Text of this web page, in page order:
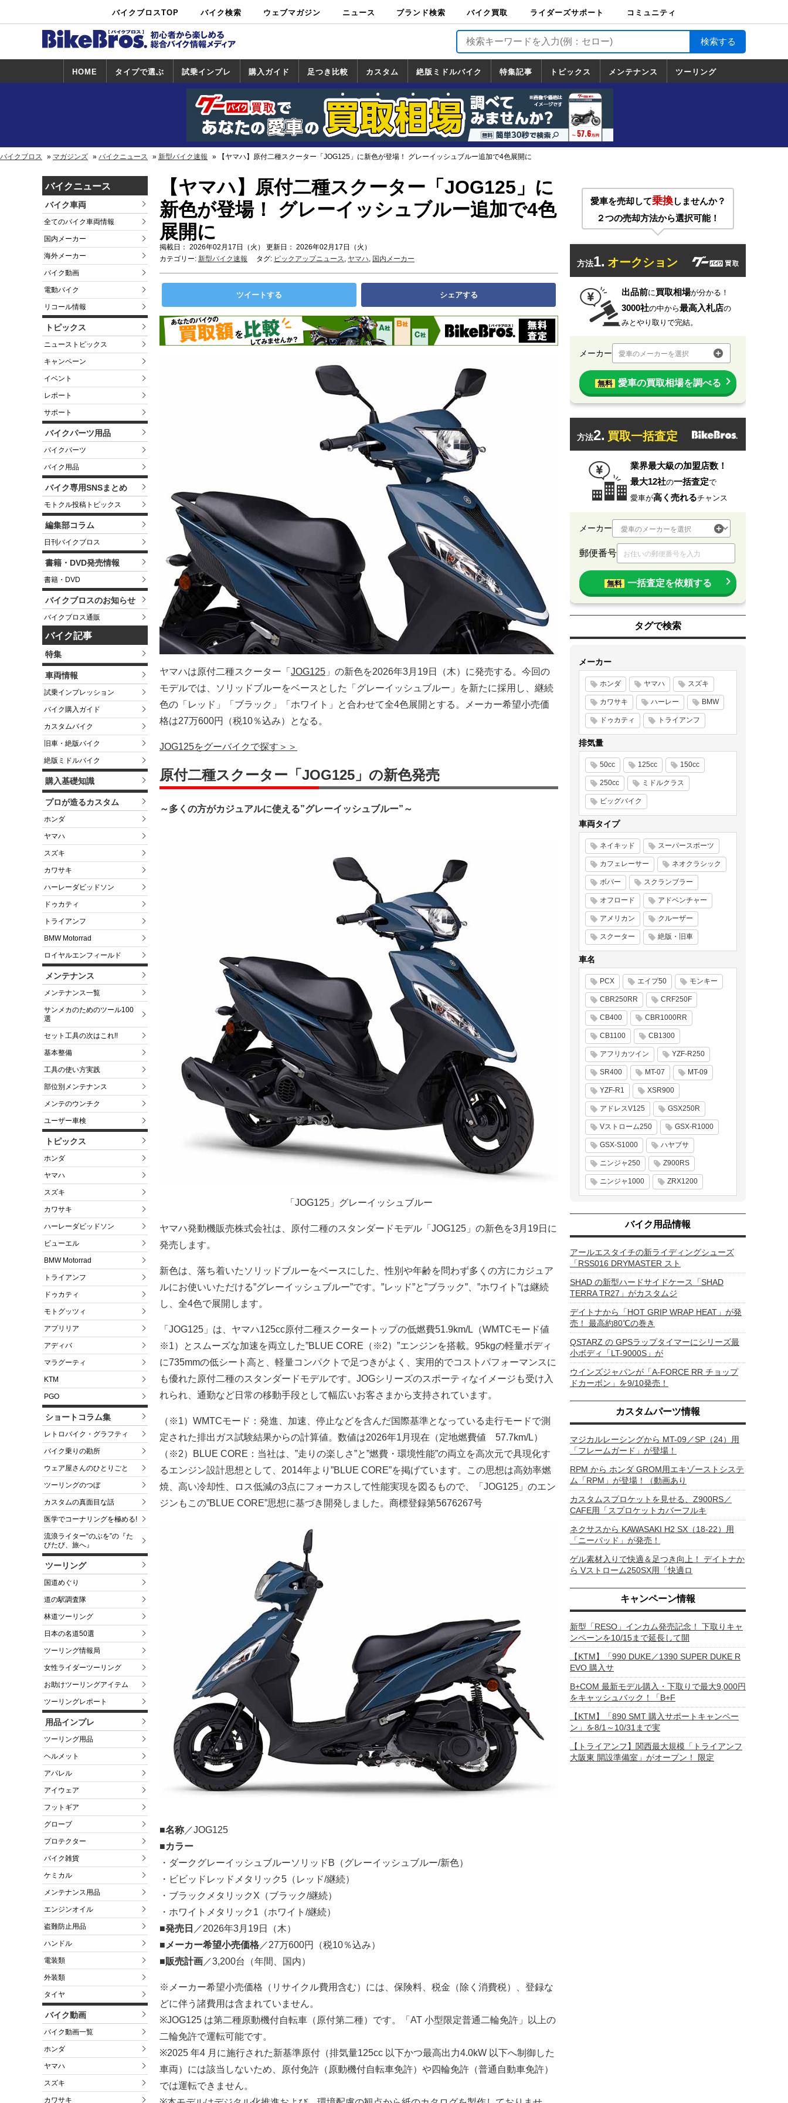
バイクブロスTOP バイク検索
中古バイ
ク・新車検
カタログ検
索
ショップ検
索
ウェブマガジン ニュース ブランド検索 バイク買取
バイク買取
ライダーズサポート
ライダーズサポート
TOP
バイク輸送
バイクガレージライ
フ
バイク車両保険
ロードサービス
バイク試乗
コミュニティ
HOME タイプで選ぶ 試乗インプレ
試乗インプレ
一覧
ホンダ
ヤマハ
スズキ
カワサキ
ハーレー
BMW
トライアンフ
ドゥカティ
購入ガイド
一覧
足つき比較 カスタム
カスタム
一覧
ホンダ
ヤマハ
スズキ
カワサキ
絶版ミドルバイク
絶版ミドルバイク
一覧
ホンダ
ヤマハ
スズキ
カワサキ
特集記事 トピックス
トピックス
一覧
ホンダ
ヤマハ
スズキ
カワサキ
ハーレーダ
ビッドソン
BMW
ドゥカティ
トライアン
フ
メンテナンス ツーリング
道の駅調査隊
ツーリング情報局
日本の道50選
国道めぐり
林道ツーリング
バイクブロス マガジンズ バイクニュース 新型バイク速報 【ヤマハ】原付二種スクーター「JOG125」に新色が登場！ グレーイッシュブルー追加で4色展開に
バイクニュース
バイク車両
全てのバイク車両情報
国内メーカー
海外メーカー
バイク動画
電動バイク
リコール情報
トピックス
ニューストピックス
キャンペーン
イベント
レポート
サポート
バイクパーツ用品
バイクパーツ
バイク用品
バイク専用SNSまとめ
モトクル投稿トピックス
編集部コラム
日刊バイクブロス
書籍・DVD発売情報
書籍・DVD
バイクブロスのお知らせ
バイクブロス通販
バイク記事
特集
車両情報
試乗インプレッション
バイク購入ガイド
カスタムバイク
旧車・絶版バイク
絶版ミドルバイク
購入基礎知識
プロが造るカスタム
ホンダ
ヤマハ
スズキ
カワサキ
ハーレーダビッドソン
ドゥカティ
トライアンフ
BMW Motorrad
ロイヤルエンフィールド
メンテナンス
メンテナンス一覧
サンメカのためのツール100
選
セット工具の次はこれ!!
基本整備
工具の使い方実践
部位別メンテナンス
メンテのウンチク
ユーザー車検
トピックス
ホンダ
ヤマハ
スズキ
カワサキ
ハーレーダビッドソン
ビューエル
BMW Motorrad
トライアンフ
ドゥカティ
モトグッツィ
アプリリア
アディバ
マラグーティ
KTM
PGO
ショートコラム集
レトロバイク・グラフティ
バイク乗りの勘所
ウェア屋さんのひとりごと
ツーリングのつぼ
カスタムの真面目な話
医学でコーナリングを極める!
流浪ライター“のぶを”の『た
びたび、旅へ』
ツーリング
国道めぐり
道の駅調査隊
林道ツーリング
日本の名道50選
ツーリング情報局
女性ライダーツーリング
お助けツーリングアイテム
ツーリングレポート
用品インプレ
ツーリング用品
ヘルメット
アパレル
アイウェア
フットギア
グローブ
プロテクター
バイク雑貨
ケミカル
メンテナンス用品
エンジンオイル
盗難防止用品
ハンドル
電装類
外装類
タイヤ
バイク動画
バイク動画一覧
ホンダ
ヤマハ
スズキ
カワサキ
【ヤマハ】原付二種スクーター「JOG125」に
新色が登場！ グレーイッシュブルー追加で4色
展開に
掲載日： 2026年02月17日（火） 更新日： 2026年02月17日（火）
カテゴリー: 新型バイク速報 タグ: ピックアップニュース, ヤマハ, 国内メーカー
ツイートする シェアする
ヤマハは原付二種スクーター「 JOG125 」の新色を2026年3月19日（木）に発売する。今回の
モデルでは、ソリッドブルーをベースとした「グレーイッシュブルー」を新たに採用し、継続
色の「レッド」「ブラック」「ホワイト」と合わせて全4色展開とする。メーカー希望小売価
格は27万600円（税10％込み）となる。
JOG125をグーバイクで探す＞＞
原付二種スクーター「JOG125」の新色発売
～多くの方がカジュアルに使える”グレーイッシュブルー”～
「JOG125」グレーイッシュブルー
ヤマハ発動機販売株式会社は、原付二種のスタンダードモデル「JOG125」の新色を3月19日に
発売します。
新色は、落ち着いたソリッドブルーをベースにした、性別や年齢を問わず多くの方にカジュア
ルにお使いいただける”グレーイッシュブルー”です。”レッド”と”ブラック”、”ホワイト”は継続
し、全4色で展開します。
「JOG125」は、ヤマハ125cc原付二種スクータートップの低燃費51.9km/L（WMTCモード値
※1）とスムーズな加速を両立した”BLUE CORE（※2）”エンジンを搭載。95kgの軽量ボディ
に735mmの低シート高と、軽量コンパクトで足つきがよく、実用的でコストパフォーマンスに
も優れた原付二種のスタンダードモデルです。JOGシリーズのスポーティなイメージも受け入
れられ、通勤など日常の移動手段として幅広いお客さまから支持されています。
（※1）WMTCモード：発進、加速、停止などを含んだ国際基準となっている走行モードで測
定された排出ガス試験結果からの計算値。数値は2026年1月現在（定地燃費値 57.7km/L）
（※2）BLUE CORE：当社は、”走りの楽しさ”と”燃費・環境性能”の両立を高次元で具現化す
るエンジン設計思想として、2014年より”BLUE CORE”を掲げています。この思想は高効率燃
焼、高い冷却性、ロス低減の3点にフォーカスして性能実現を図るもので、「JOG125」のエン
ジンもこの”BLUE CORE”思想に基づき開発しました。商標登録第5676267号
■名称 ／JOG125
■カラー
・ダークグレーイッシュブルーソリッドB（グレーイッシュブルー/新色）
・ビビッドレッドメタリック5（レッド/継続）
・ブラックメタリックX（ブラック/継続）
・ホワイトメタリック1（ホワイト/継続）
■発売日 ／2026年3月19日（木）
■メーカー希望小売価格 ／27万600円（税10％込み）
■販売計画 ／3,200台（年間、国内）
※メーカー希望小売価格（リサイクル費用含む）には、保険料、税金（除く消費税）、登録な
どに伴う諸費用は含まれていません。
※JOG125 は第二種原動機付自転車（原付第二種）です。「AT 小型限定普通二輪免許」以上の
二輪免許で運転可能です。
※2025 年4 月に施行された新基準原付（排気量125cc 以下かつ最高出力4.0kW 以下へ制御した
車両）には該当しないため、原付免許（原動機付自転車免許）や四輪免許（普通自動車免許）
では運転できません。
愛車を売却して乗換しませんか？
２つの売却方法から選択可能！
方法1. オークション
出品前に買取相場が分かる！
3000社の中から最高入札店の
みとやり取りで完結。
メーカー 愛車のメーカーを選択
無料 愛車の買取相場を調べる
方法2. 買取一括査定
業界最大級の加盟店数！
最大12社の一括査定で
愛車が高く売れるチャンス
メーカー
郵便番号
無料 一括査定を依頼する
タグで検索
メーカー
ホンダ ヤマハ スズキ
カワサキ ハーレー BMW
ドゥカティ トライアンフ
排気量
50cc 125cc 150cc
250cc ミドルクラス
ビッグバイク
車両タイプ
ネイキッド スーパースポーツ
カフェレーサー ネオクラシック
ボバー スクランブラー
オフロード アドベンチャー
アメリカン クルーザー
スクーター 絶版・旧車
車名
PCX エイプ50 モンキー
CBR250RR CRF250F
CB400 CBR1000RR
CB1100 CB1300
アフリカツイン YZF-R250
SR400 MT-07 MT-09
YZF-R1 XSR900
アドレスV125 GSX250R
Vストローム250 GSX-R1000
GSX-S1000 ハヤブサ
ニンジャ250 Z900RS
ニンジャ1000 ZRX1200
バイク用品情報
アールエスタイチの新ライディングシューズ
「RSS016 DRYMASTER スト
SHAD の新型ハードサイドケース「SHAD
TERRA TR27」がカスタムジ
デイトナから「HOT GRIP WRAP HEAT」が発
売！ 最高約80℃の巻き
QSTARZ の GPSラップタイマーにシリーズ最
小ボディ「LT-9000S」が
ウインズジャパンが「A-FORCE RR チョップ
ドカーボン」を9/10発売！
カスタムパーツ情報
マジカルレーシングから MT-09／SP（24）用
「フレームガード」が登場！
RPM から ホンダ GROM用エキゾーストシステ
ム「RPM」が登場！（動画あり
カスタムスプロケットを見せる、Z900RS／
CAFE用「スプロケットカバーフルキ
ネクサスから KAWASAKI H2 SX（18-22）用
「ニーパッド」が発売！
ゲル素材入りで快適＆足つき向上！ デイトナか
ら Vストローム250SX用「快適ロ
キャンペーン情報
新型「RESO」インカム発売記念！ 下取りキャ
ンペーンを10/15まで延長して開
【KTM】「990 DUKE／1390 SUPER DUKE R
EVO 購入サ
B+COM 最新モデル購入・下取りで最大9,000円
をキャッシュバック！「B+F
【KTM】「890 SMT 購入サポートキャンペー
ン」を8/1～10/31まで実
【トライアンフ】関西最大規模「トライアンフ
大阪東 開設準備室」がオープン！ 限定